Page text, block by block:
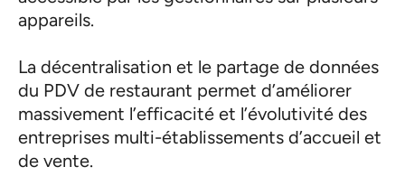
appareils.
La décentralisation et le partage de données
du PDV de restaurant permet d’améliorer
massivement l’efficacité et l’évolutivité des
entreprises multi-établissements d’accueil et
de vente.